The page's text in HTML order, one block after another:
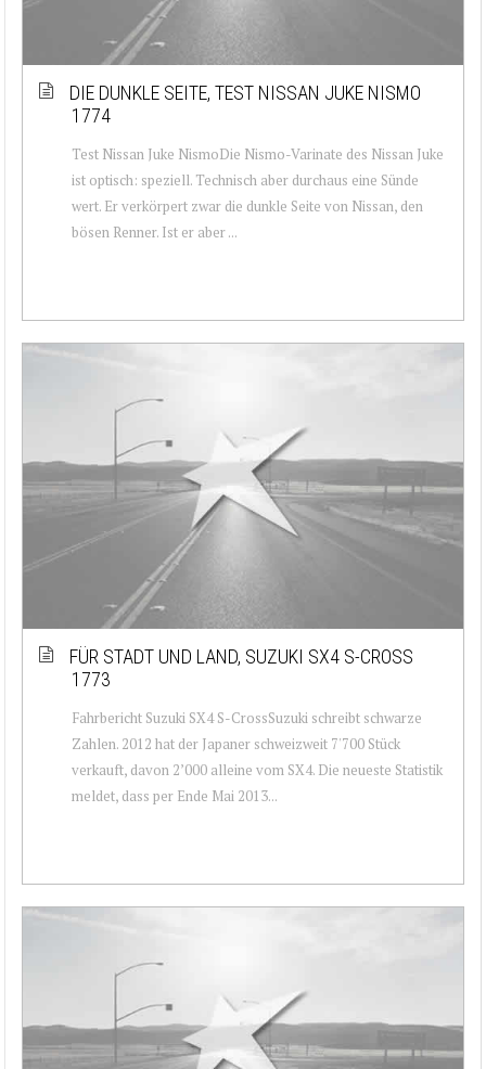
DIE DUNKLE SEITE, TEST NISSAN JUKE NISMO
1774
Test Nissan Juke NismoDie Nismo-Varinate des Nissan Juke
ist optisch: speziell. Technisch aber durchaus eine Sünde
wert. Er verkörpert zwar die dunkle Seite von Nissan, den
bösen Renner. Ist er aber ...
FÜR STADT UND LAND, SUZUKI SX4 S-CROSS
1773
Fahrbericht Suzuki SX4 S-CrossSuzuki schreibt schwarze
Zahlen. 2012 hat der Japaner schweizweit 7'700 Stück
verkauft, davon 2’000 alleine vom SX4. Die neueste Statistik
meldet, dass per Ende Mai 2013...